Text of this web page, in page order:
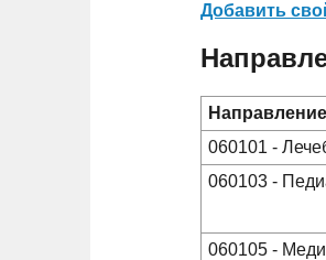
Добавить
060101 -
060103 -
060105 -